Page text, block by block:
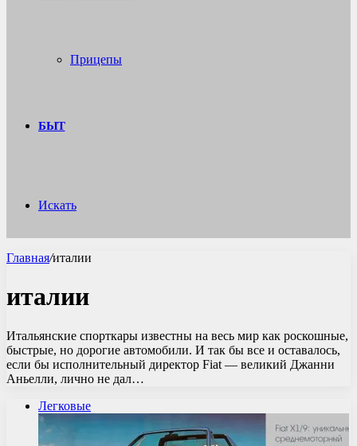
Прицепы
БЫТ
Искать
Главная/италии
италии
Итальянские спорткары известны на весь мир как роскошные,
быстрые, но дорогие автомобили. И так бы все и оставалось,
если бы исполнительный директор Fiat — великий Джанни
Аньелли, лично не дал…
Легковые